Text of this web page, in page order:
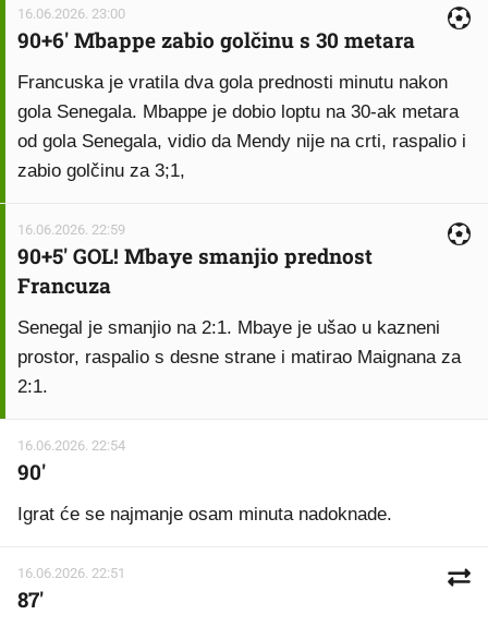
16.06.2026. 23:00
90+6' Mbappe zabio golčinu s 30 metara
Francuska je vratila dva gola prednosti minutu nakon
gola Senegala. Mbappe je dobio loptu na 30-ak metara
od gola Senegala, vidio da Mendy nije na crti, raspalio i
zabio golčinu za 3;1,
16.06.2026. 22:59
90+5' GOL! Mbaye smanjio prednost
Francuza
Senegal je smanjio na 2:1. Mbaye je ušao u kazneni
prostor, raspalio s desne strane i matirao Maignana za
2:1.
16.06.2026. 22:54
90'
Igrat će se najmanje osam minuta nadoknade.
16.06.2026. 22:51
87'